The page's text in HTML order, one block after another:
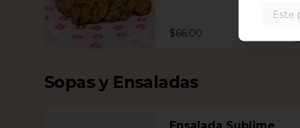
Acompañadas con guacamole.
$66.00
Sopas y Ensaladas
Este